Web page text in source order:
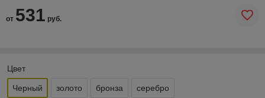
от 531 руб.
Цвет
Черный золото бронза серебро